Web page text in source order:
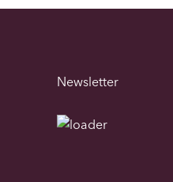
Newsletter